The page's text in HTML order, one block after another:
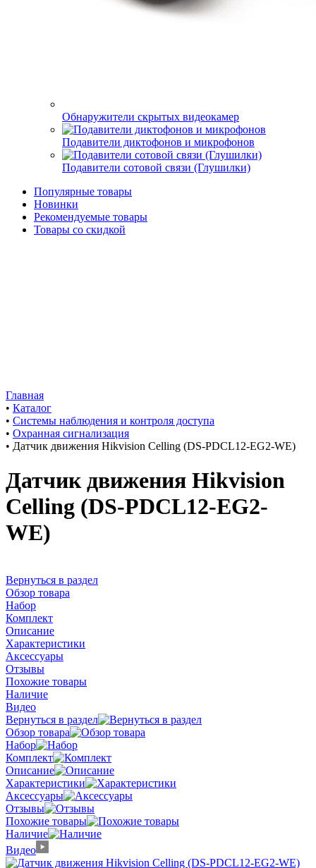
Обнаружители скрытых видеокамер
Подавители диктофонов и микрофонов
Подавители сотовой связи (Глушилки)
Популярные товары
Новинки
Рекомендуемые товары
Товары со скидкой
Главная
• Каталог
• Системы наблюдения и контроля доступа
• Охранная сигнализация
• Датчик движения Hikvision Celling (DS-PDCL12-EG2-WE)
Датчик движения Hikvision
Celling (DS-PDCL12-EG2-
WE)
Вернуться в раздел
Обзор товара
Набор
Комплект
Описание
Характеристики
Аксессуары
Отзывы
Похожие товары
Наличие
Видео
Вернуться в раздел
Обзор товара
Набор
Комплект
Описание
Характеристики
Аксессуары
Отзывы
Похожие товары
Наличие
Видео